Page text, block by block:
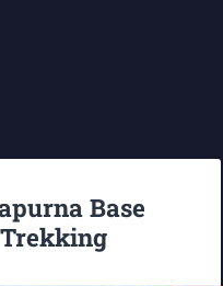
Base